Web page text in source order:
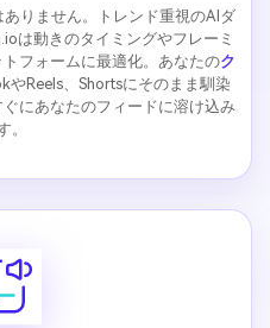
りません。トレンド重視のAIダ
は動きのタイミングやフレーミ
フォームに最適化。あなたのク
やReels、Shortsにそのまま馴染
にあなたのフィードに溶け込み
。